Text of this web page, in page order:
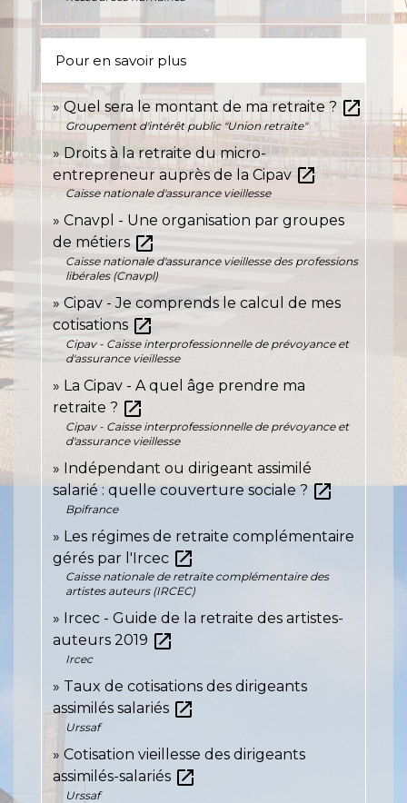
Pour en savoir plus
Quel sera le montant de ma retraite ?open_in_new
Groupement d'intérêt public "Union retraite"
Droits à la retraite du micro-
entrepreneur auprès de la Cipav open_in_new
Caisse nationale d'assurance vieillesse
Cnavpl - Une organisation par groupes
de métiers open_in_new
Caisse nationale d'assurance vieillesse des professions
libérales (Cnavpl)
Cipav - Je comprends le calcul de mes
cotisations open_in_new
Cipav - Caisse interprofessionnelle de prévoyance et
d'assurance vieillesse
La Cipav - A quel âge prendre ma
retraite ? open_in_new
Cipav - Caisse interprofessionnelle de prévoyance et
d'assurance vieillesse
Indépendant ou dirigeant assimilé
salarié : quelle couverture sociale ?open_in_new
Bpifrance
Les régimes de retraite complémentaire
gérés par l'Ircec open_in_new
Caisse nationale de retraite complémentaire des
artistes auteurs (IRCEC)
Ircec - Guide de la retraite des artistes-
auteurs 2019 open_in_new
Ircec
Taux de cotisations des dirigeants
assimilés salariés open_in_new
Urssaf
Cotisation vieillesse des dirigeants
assimilés-salariés open_in_new
Urssaf